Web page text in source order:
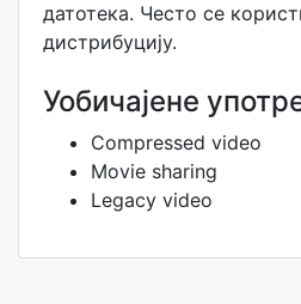
датотека. Често се
дистрибуцију.
Уобичајене
Compressed video
Movie sharing
Legacy video